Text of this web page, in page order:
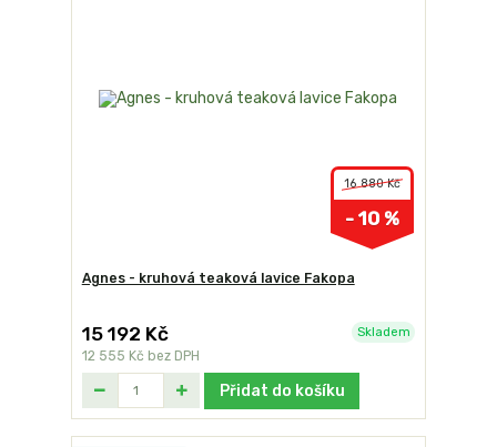
16 880 Kč
- 10 %
Agnes - kruhová teaková lavice Fakopa
15 192 Kč
12 555 Kč bez DPH
Skladem
Přidat do košíku